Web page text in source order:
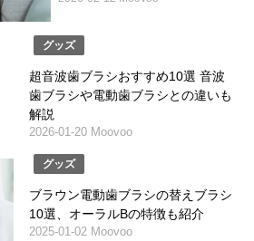
グッズ
超音波歯ブラシおすすめ10選 音波
歯ブラシや電動歯ブラシとの違いも
解説
2026-01-20 Moovoo
グッズ
ブラウン電動歯ブラシの替えブラシ
10選、オーラルBの特徴も紹介
2025-01-02 Moovoo